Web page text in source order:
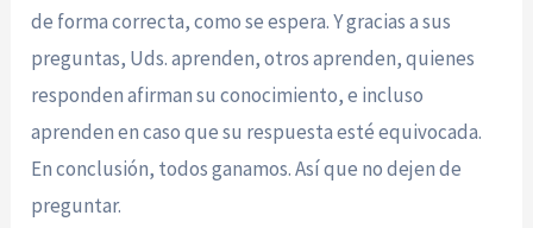
de forma correcta, como se espera. Y gracias a sus
preguntas, Uds. aprenden, otros aprenden, quienes
responden afirman su conocimiento, e incluso
aprenden en caso que su respuesta esté equivocada.
En conclusión, todos ganamos. Así que no dejen de
preguntar.